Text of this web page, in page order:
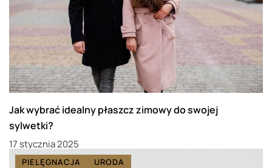
Jak wybrać idealny płaszcz zimowy do swojej
sylwetki?
17 stycznia 2025
PIELĘGNACJA URODA